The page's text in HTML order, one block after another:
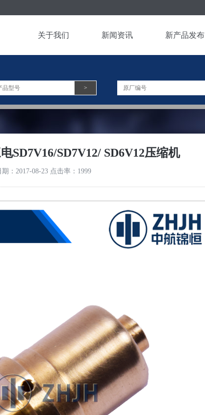
关于我们 新闻资讯 新产品发布
>
SD7V16/SD7V12/ SD6V12压缩机
期：2017-08-23 点击率：1999